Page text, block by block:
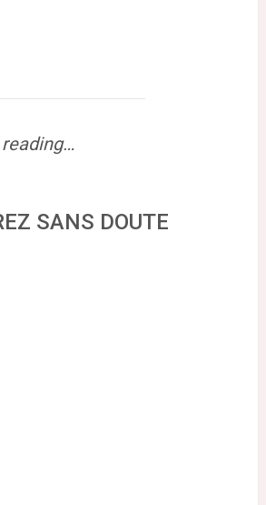
reading…
SANS DOUTE